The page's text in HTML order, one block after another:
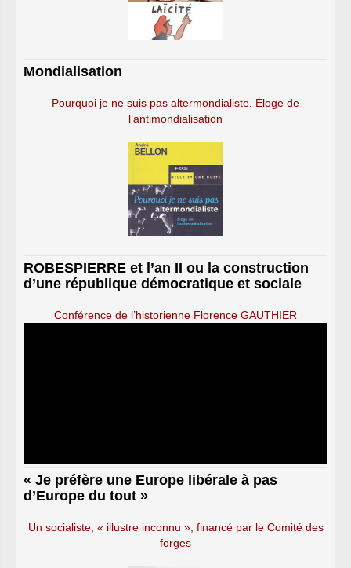
Mondialisation
Pourquoi je ne suis pas altermondialiste. Éloge de
l’antimondialisation
ROBESPIERRE et l’an II ou la construction
d’une république démocratique et sociale
Conférence de l’historienne Florence GAUTHIER
« Je préfère une Europe libérale à pas
d’Europe du tout »
Un socialiste, « illustre inconnu », financé par le Comité des
forges